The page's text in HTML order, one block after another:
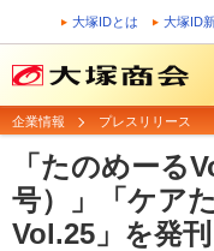
大塚IDとは 大塚ID
企業情報 プレスリリース
「たのめーる
号）」「ケア
Vol.25」を発刊